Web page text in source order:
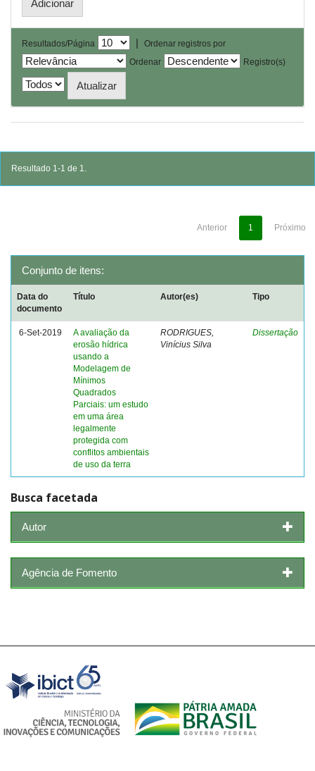
Resultados/Página |
Ordenar registros por
Ordenar
Registro(s)
Resultado 1-1 de 1.
Anterior 1 Próximo
Conjunto de itens:
Data do
documento
Título Autor(es) Tipo
6-Set-2019
A avaliação da
erosão hídrica
usando a
Modelagem de
Mínimos
Quadrados
Parciais: um estudo
em uma área
legalmente
protegida com
conflitos ambientais
de uso da terra
RODRIGUES,
Vinícius Silva
Dissertação
Busca facetada
Autor
Agência de Fomento